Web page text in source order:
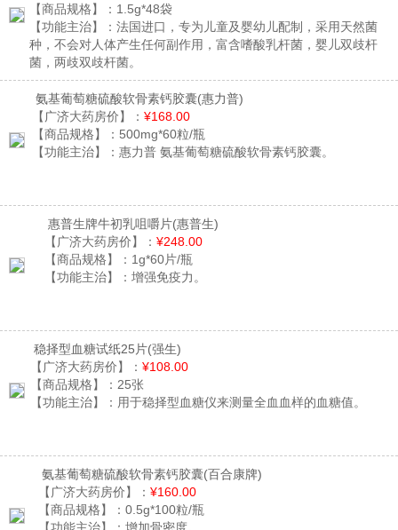
【商品规格】： 1.5g*48袋
【功能主治】： 法国进口，专为儿童及婴幼儿配制，采用天然菌
种，不会对人体产生任何副作用，富含嗜酸乳杆菌，婴儿双歧杆
菌，两歧双歧杆菌。
氨基葡萄糖硫酸软骨素钙胶囊(惠力普)
【广济大药房价】： ¥168.00
【商品规格】： 500mg*60粒/瓶
【功能主治】： 惠力普 氨基葡萄糖硫酸软骨素钙胶囊。
惠普生牌牛初乳咀嚼片(惠普生)
【广济大药房价】： ¥248.00
【商品规格】： 1g*60片/瓶
【功能主治】： 增强免疫力。
稳择型血糖试纸25片(强生)
【广济大药房价】： ¥108.00
【商品规格】： 25张
【功能主治】： 用于稳择型血糖仪来测量全血血样的血糖值。
氨基葡萄糖硫酸软骨素钙胶囊(百合康牌)
【广济大药房价】： ¥160.00
【商品规格】： 0.5g*100粒/瓶